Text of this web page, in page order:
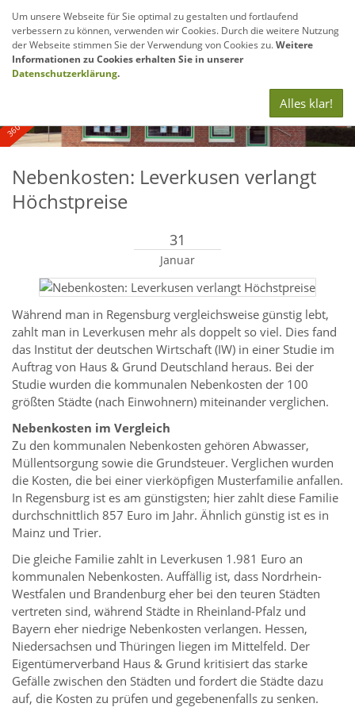
360° - und Luftbildaufnahmen
Nebenkosten: Leverkusen verlangt
Höchstpreise
31
Januar
Während man in Regensburg vergleichsweise günstig lebt,
zahlt man in Leverkusen mehr als doppelt so viel. Dies fand
das Institut der deutschen Wirtschaft (IW) in einer Studie im
Auftrag von Haus & Grund Deutschland heraus. Bei der
Studie wurden die kommunalen Nebenkosten der 100
größten Städte (nach Einwohnern) miteinander verglichen.
Nebenkosten im Vergleich
Zu den kommunalen Nebenkosten gehören Abwasser,
Müllentsorgung sowie die Grundsteuer. Verglichen wurden
die Kosten, die bei einer vierköpfigen Musterfamilie anfallen.
In Regensburg ist es am günstigsten; hier zahlt diese Familie
durchschnittlich 857 Euro im Jahr. Ähnlich günstig ist es in
Mainz und Trier.
Die gleiche Familie zahlt in Leverkusen 1.981 Euro an
kommunalen Nebenkosten. Auffällig ist, dass Nordrhein-
Westfalen und Brandenburg eher bei den teuren Städten
vertreten sind, während Städte in Rheinland-Pfalz und
Bayern eher niedrige Nebenkosten verlangen. Hessen,
Niedersachsen und Thüringen liegen im Mittelfeld. Der
Eigentümerverband Haus & Grund kritisiert das starke
Gefälle zwischen den Städten und fordert die Städte dazu
auf, die Kosten zu prüfen und gegebenenfalls zu senken.
Um unsere Webseite für Sie optimal zu gestalten und fortlaufend
verbessern zu können, verwenden wir Cookies. Durch die weitere Nutzung
der Webseite stimmen Sie der Verwendung von Cookies zu.Weitere
Informationen zu Cookies erhalten Sie in unserer
Datenschutzerklärung.
Alles klar!